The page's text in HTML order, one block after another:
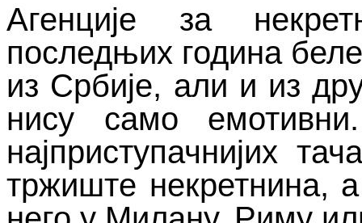
Агенције за
последњих година
из Србије, али и из
нису само
најприступачнијих
тржиште некретнина,